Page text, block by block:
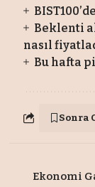
Beklenti
nasıl
Bu hafta
Sonra
Ekonomi